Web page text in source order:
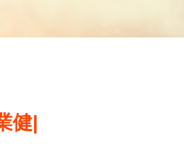
康與安全績效主